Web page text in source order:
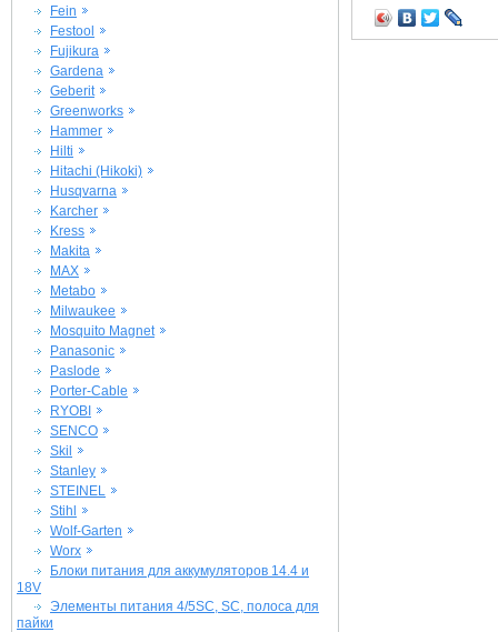
Fein
Festool
Fujikura
Gardena
Geberit
Greenworks
Hammer
Hilti
Hitachi (Hikoki)
Husqvarna
Karcher
Kress
Makita
MAX
Metabo
Milwaukee
Mosquito Magnet
Panasonic
Paslode
Porter-Cable
RYOBI
SENCO
Skil
Stanley
STEINEL
Stihl
Wolf-Garten
Worx
Блоки питания для аккумуляторов 14.4 и
18V
Элементы питания 4/5SC, SC, полоса для
пайки